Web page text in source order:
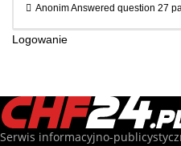
AnonimAnswered question 27
Logowanie
Serwis informacyjno-